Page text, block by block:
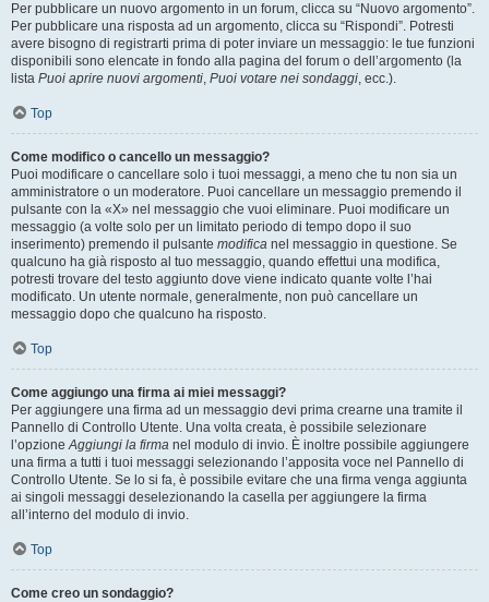
Per pubblicare un nuovo argomento in un forum, clicca su “Nuovo argomento”.
Per pubblicare una risposta ad un argomento, clicca su “Rispondi”. Potresti
avere bisogno di registrarti prima di poter inviare un messaggio: le tue funzioni
disponibili sono elencate in fondo alla pagina del forum o dell’argomento (la
lista Puoi aprire nuovi argomenti, Puoi votare nei sondaggi, ecc.).
Top
Come modifico o cancello un messaggio?
Puoi modificare o cancellare solo i tuoi messaggi, a meno che tu non sia un
amministratore o un moderatore. Puoi cancellare un messaggio premendo il
pulsante con la «X» nel messaggio che vuoi eliminare. Puoi modificare un
messaggio (a volte solo per un limitato periodo di tempo dopo il suo
inserimento) premendo il pulsante modifica nel messaggio in questione. Se
qualcuno ha già risposto al tuo messaggio, quando effettui una modifica,
potresti trovare del testo aggiunto dove viene indicato quante volte l’hai
modificato. Un utente normale, generalmente, non può cancellare un
messaggio dopo che qualcuno ha risposto.
Top
Come aggiungo una firma ai miei messaggi?
Per aggiungere una firma ad un messaggio devi prima crearne una tramite il
Pannello di Controllo Utente. Una volta creata, è possibile selezionare
l’opzioneAggiungi la firma nel modulo di invio. È inoltre possibile aggiungere
una firma a tutti i tuoi messaggi selezionando l’apposita voce nel Pannello di
Controllo Utente. Se lo si fa, è possibile evitare che una firma venga aggiunta
ai singoli messaggi deselezionando la casella per aggiungere la firma
all’interno del modulo di invio.
Top
Come creo un sondaggio?